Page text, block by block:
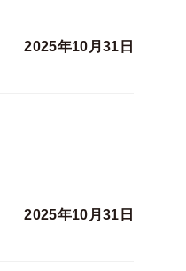
2025年10月31日
2025年10月31日